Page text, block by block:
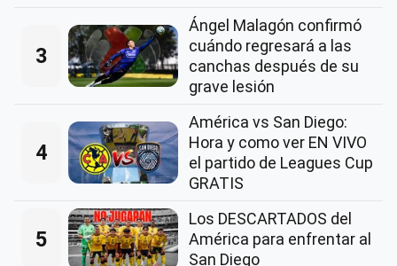
3
Ángel Malagón confirmó
cuándo regresará a las
canchas después de su
grave lesión
4
América vs San Diego:
Hora y como ver EN VIVO
el partido de Leagues Cup
GRATIS
5
Los DESCARTADOS del
América para enfrentar al
San Diego